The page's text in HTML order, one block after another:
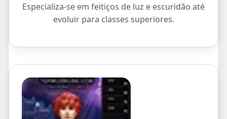
Especializa-se em feitiços de luz e escuridão até
evoluir para classes superiores.